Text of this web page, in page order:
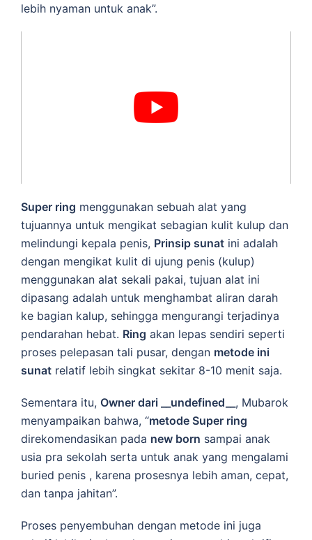
lebih nyaman untuk anak”.
Super ring menggunakan sebuah alat yang
tujuannya untuk mengikat sebagian kulit kulup dan
melindungi kepala penis, Prinsip sunat ini adalah
dengan mengikat kulit di ujung penis (kulup)
menggunakan alat sekali pakai, tujuan alat ini
dipasang adalah untuk menghambat aliran darah
ke bagian kalup, sehingga mengurangi terjadinya
pendarahan hebat. Ring akan lepas sendiri seperti
proses pelepasan tali pusar, dengan metode ini
sunat relatif lebih singkat sekitar 8-10 menit saja.
Sementara itu, Owner dari __undefined__ , Mubarok
menyampaikan bahwa, “metode Super ring
direkomendasikan pada new born sampai anak
usia pra sekolah serta untuk anak yang mengalami
buried penis , karena prosesnya lebih aman, cepat,
dan tanpa jahitan”.
Proses penyembuhan dengan metode ini juga